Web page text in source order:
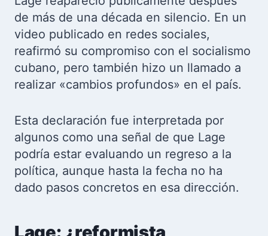
de más de una década en silencio. En un
video publicado en redes sociales,
reafirmó su compromiso con el socialismo
cubano, pero también hizo un llamado a
realizar «cambios profundos» en el país.
Esta declaración fue interpretada por
algunos como una señal de que Lage
podría estar evaluando un regreso a la
política, aunque hasta la fecha no ha
dado pasos concretos en esa dirección.
Lage: ¿reformista